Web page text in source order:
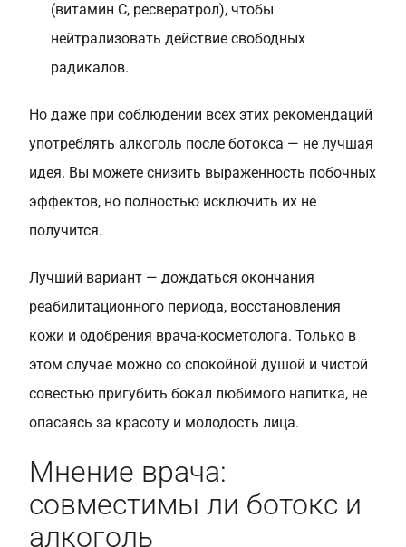
(витамин С, ресвератрол), чтобы
нейтрализовать действие свободных
радикалов.
Но даже при соблюдении всех этих рекомендаций
употреблять алкоголь после ботокса — не лучшая
идея. Вы можете снизить выраженность побочных
эффектов, но полностью исключить их не
получится.
Лучший вариант — дождаться окончания
реабилитационного периода, восстановления
кожи и одобрения врача-косметолога. Только в
этом случае можно со спокойной душой и чистой
совестью пригубить бокал любимого напитка, не
опасаясь за красоту и молодость лица.
Мнение врача:
совместимы ли ботокс и
алкоголь